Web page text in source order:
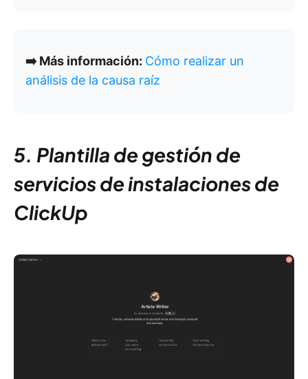
➡️ Más información: Cómo realizar un
análisis de la causa raíz
5. Plantilla de gestión de
servicios de instalaciones de
ClickUp